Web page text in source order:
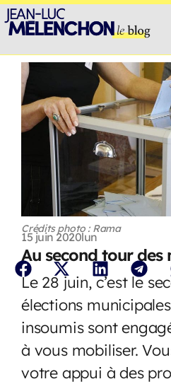
Crédits photo : Rama
15 juin 2020lun
Au second tour des
Le 28 juin, c’est le
élections
insoumis sont
à vous mobiliser.
votre appui à des